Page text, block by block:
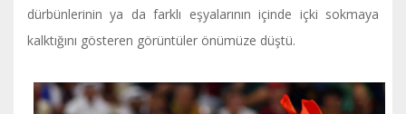
dürbünlerinin ya da farklı eşyalarının içinde içki sokmaya
kalktığını gösteren görüntüler önümüze düştü.